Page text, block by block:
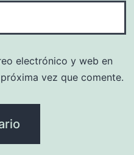
electrónico y web en
vez que comente.